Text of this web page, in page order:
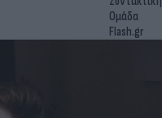
Ομάδα
Flash.gr